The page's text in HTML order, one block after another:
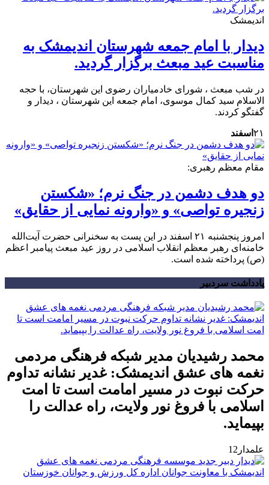
اندیمشک
دیدار با امام جمعه شهرستان اندیمشک به
مناسبت عید مبعث برگزار گردید.
در شب مبعث ، شورای خادمیاران رضوی این شهرستان، با حجه
الاسلام سید کمال موسوی، امام جمعه این شهرستان ، دیدار و
گفتگو کردند.
۲۱ اسفند
مقام معظم رهبری:
دو هدف دشمن در جنگ نرم؛ «شکستن
زنجیره تواصی» و «وارونه نمایی از حقایق»
امروز پنجشنبه ۲۱ اسفند در این پست به سخنرانی حضرت آیت‌الله
خامنه‌ای رهبر معظم انقلاب اسلامی در روز عید مبعث پیامبر اعظم
(ص) پرداخته شده است.
یادداشت سردبیر
محمد رشیدیان مدیر شبکه فرهنگی مردمی
نغمه های عشق اندیمشک: غدیر نشانه تداوم
حرکت نبوت در مسیر امامت است تا امت
اسلامی با فروغ نور ولایت، راه عدالت را
بپیماید.
علمدار12